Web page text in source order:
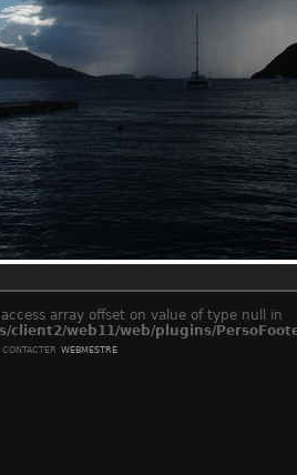
array offset on value of type null in
client2/web11/web/plugins/
webmestre